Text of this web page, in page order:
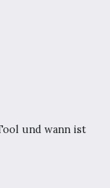
und wann ist